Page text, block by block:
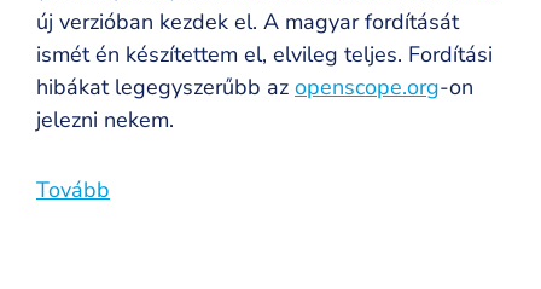
új verzióban kezdek el. A magyar fordítását
ismét én készítettem el, elvileg teljes. Fordítási
hibákat legegyszerűbb az openscope.org-on
jelezni nekem.
Tovább